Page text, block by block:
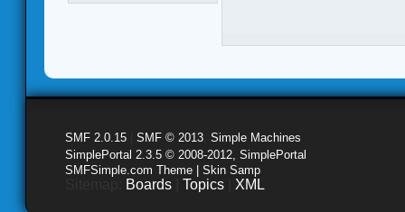
SMF 2.0.15 SMF © 2013 Simple Machines
SimplePortal 2.3.5 © 2008-2012, SimplePortal
SMFSimple.com Theme | Skin Samp
Boards Topics XML